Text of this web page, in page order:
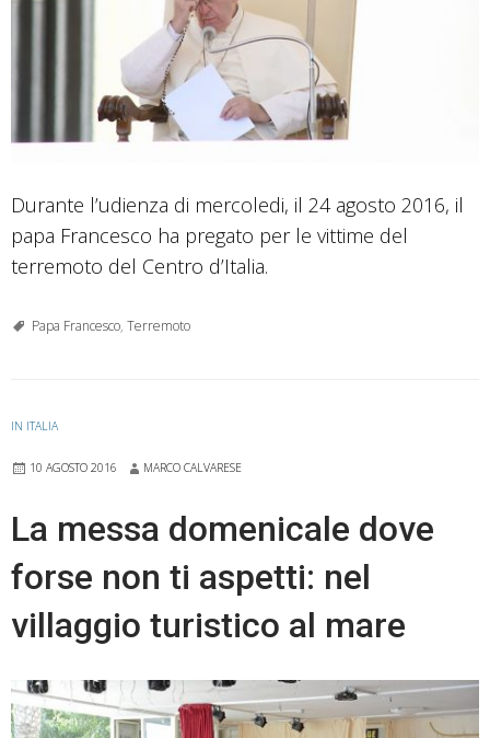
Durante l’udienza di mercoledi, il 24 agosto 2016, il
papa Francesco ha pregato per le vittime del
terremoto del Centro d’Italia.
Papa Francesco, Terremoto
IN ITALIA
10 AGOSTO 2016 MARCO CALVARESE
La messa domenicale dove
forse non ti aspetti: nel
villaggio turistico al mare